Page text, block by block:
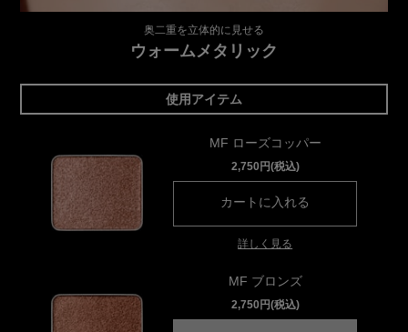
奥二重を立体的に見せる
ウォームメタリック
使用アイテム
MF ローズコッパー
2,750円(税込)
カートに入れる
詳しく見る
MF ブロンズ
2,750円(税込)